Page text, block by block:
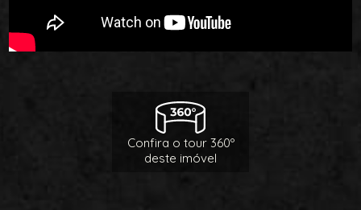
Confira o tour 360º
deste imóvel